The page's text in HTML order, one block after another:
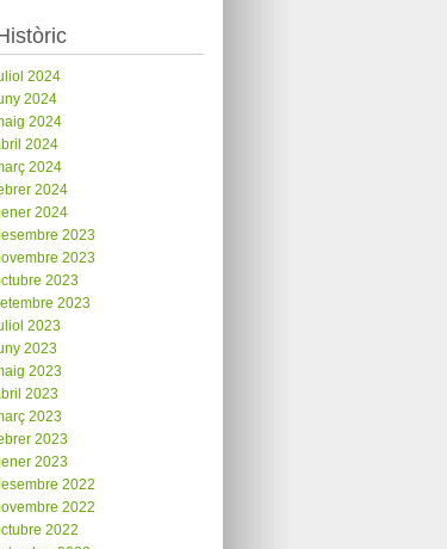
2024
2024
2024
2024
2024
2024
2024
2023
2023
2023
2023
2023
2023
2023
2023
2023
2023
2023
2022
2022
2022